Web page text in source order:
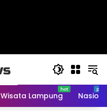
Wisata Lampung